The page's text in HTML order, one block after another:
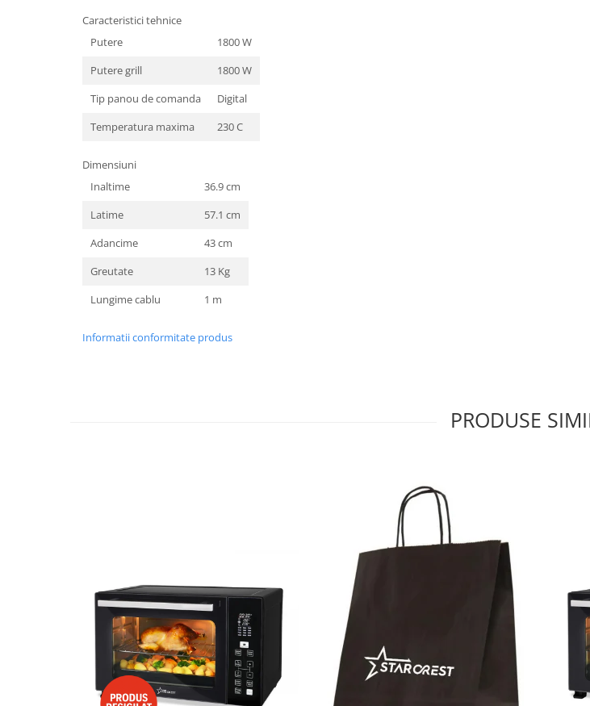
Mopuri electrice cu abur
Ingrijire personala
Cantare corporale
Statii de calcat
Masini de cusut
Perii de par electrice
Periute de dinti electrice
Prajitoare de paine
TV, Electronice & Gaming
Caracteristici tehnice
Putere
1800 W
Putere grill
1800 W
Tip panou de comanda
Digital
Temperatura maxima
230 C
Dimensiuni
Inaltime
36.9 cm
Latime
57.1 cm
Adancime
43 cm
Greutate
13 Kg
Lungime cablu
1 m
Informatii conformitate produs
PRODUSE